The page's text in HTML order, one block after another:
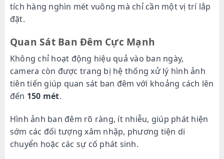
tích hàng nghìn mét vuông mà chỉ cần một vị trí lắp
đặt.
Quan Sát Ban Đêm Cực Mạnh
Không chỉ hoạt động hiệu quả vào ban ngày,
camera còn được trang bị hệ thống xử lý hình ảnh
tiên tiến giúp quan sát ban đêm với khoảng cách lên
đến 150 mét.
Hình ảnh ban đêm rõ ràng, ít nhiễu, giúp phát hiện
sớm các đối tượng xâm nhập, phương tiện di
chuyển hoặc các sự cố phát sinh.